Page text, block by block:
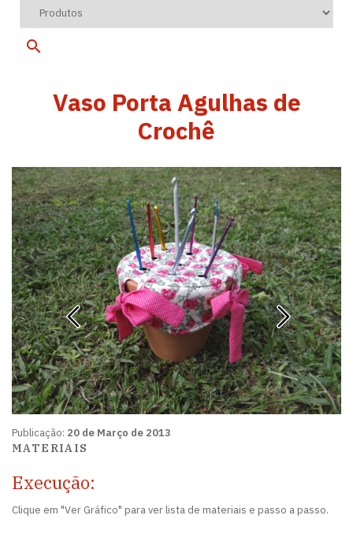
Vaso Porta Agulhas de
Crochê
Publicação: 20 de Março de 2013
MATERIAIS
Execução:
Clique em "Ver Gráfico" para ver lista de materiais e passo a passo.